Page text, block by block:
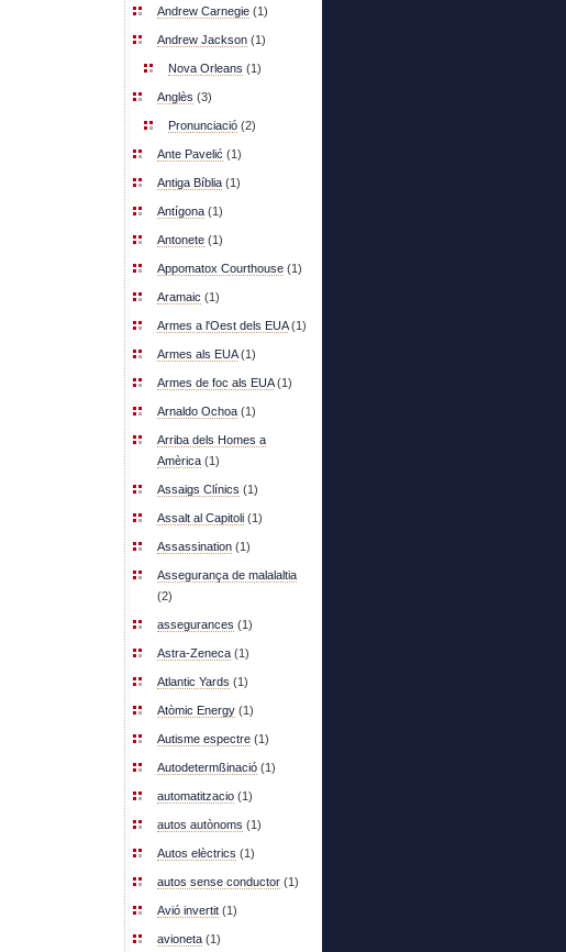
Andrew Carnegie (1)
Andrew Jackson (1)
Nova Orleans (1)
Anglès (3)
Pronunciació (2)
Ante Pavelić (1)
Antiga Bíblia (1)
Antígona (1)
Antonete (1)
Appomatox Courthouse (1)
Aramaic (1)
Armes a l'Oest dels EUA(1)
Armes als EUA(1)
Armes de foc als EUA(1)
Arnaldo Ochoa (1)
Arriba dels Homes a
Amèrica (1)
Assaigs Clínics (1)
Assalt al Capitoli (1)
Assassination (1)
Assegurança de malalaltia
(2)
assegurances (1)
Astra-Zeneca (1)
Atlantic Yards (1)
Atòmic Energy (1)
Autisme espectre (1)
Autodetermßinació (1)
automatitzacio (1)
autos autònoms (1)
Autos elèctrics (1)
autos sense conductor (1)
Avió invertit (1)
avioneta (1)